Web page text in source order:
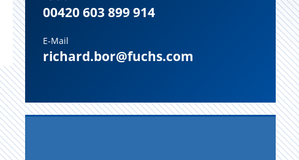
00420 603 899 914
E-Mail
richard.bor@fuchs.com